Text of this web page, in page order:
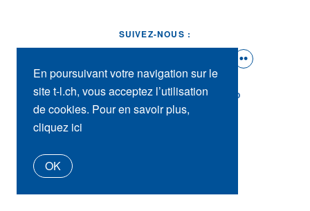
SUIVEZ-NOUS :
t-l.ch Presse Contact tl_shop
En poursuivant votre navigation sur le
site t-l.ch, vous acceptez l’utilisation
de cookies. Pour en savoir plus,
cliquez ici
OK